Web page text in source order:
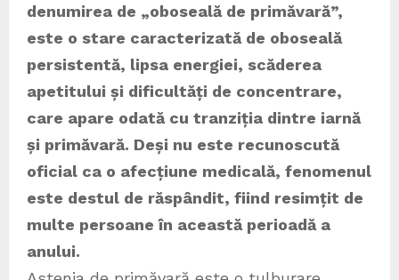
denumirea de „oboseală de primăvară”,
este o stare caracterizată de oboseală
persistentă, lipsa energiei, scăderea
apetitului și dificultăți de concentrare,
care apare odată cu tranziția dintre iarnă
și primăvară. Deși nu este recunoscută
oficial ca o afecțiune medicală, fenomenul
este destul de răspândit, fiind resimțit de
multe persoane în această perioadă a
anului.